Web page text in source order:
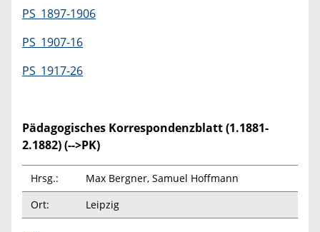
PS_1897-1906
PS_1907-16
PS_1917-26
Pädagogisches Korrespondenzblatt (1.1881-
2.1882) (-->PK)
Hrsg.:
Max Bergner, Samuel Hoffmann
Ort:
Leipzig